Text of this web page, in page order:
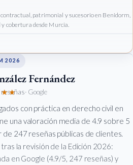
patrimonial y sucesorio en Benidorm,
cobertura desde Murcia.
2026
Fernández
· Google
con práctica en derecho civil en
una valoración media de 4.9 sobre 5
de 247 reseñas públicas de clientes.
la revisión de la Edición 2026:
en Google (4.9/5, 247 reseñas) y